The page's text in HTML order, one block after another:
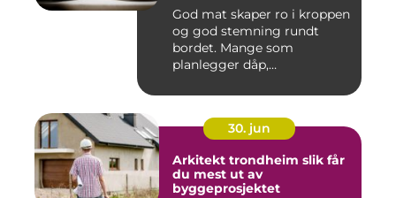
God mat skaper ro i kroppen
og god stemning rundt
bordet. Mange som
planlegger dåp,
30. jun
Arkitekt trondheim slik får
du mest ut av
byggeprosjektet